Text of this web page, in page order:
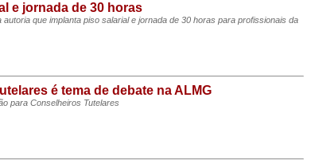
e jornada de 30 horas
que implanta piso salarial e jornada de 30 horas para profissionais da
é tema de debate na ALMG
para Conselheiros Tutelares